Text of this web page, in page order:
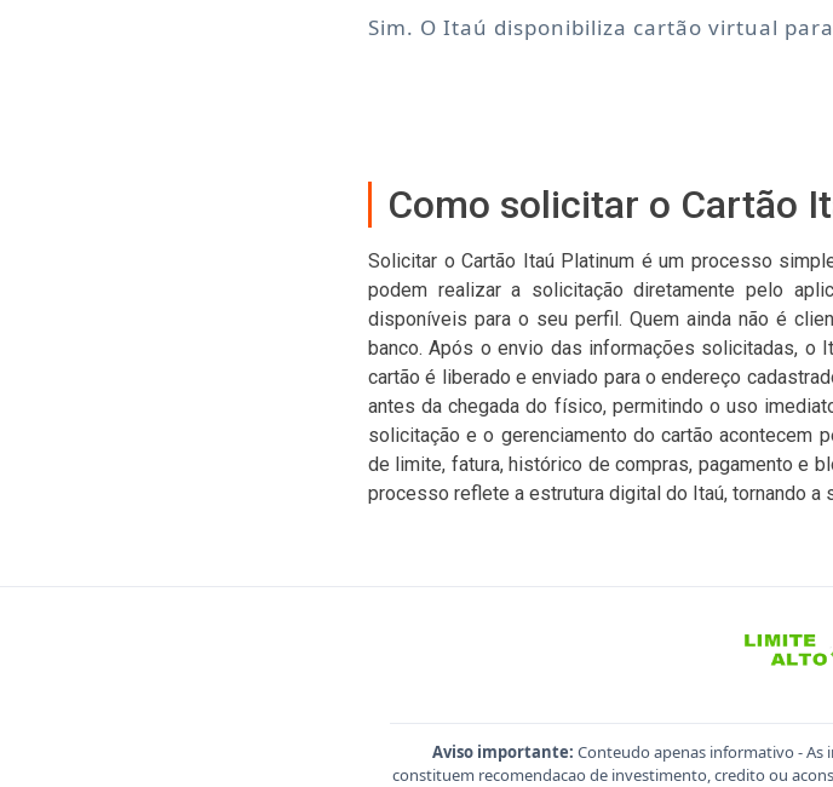
Sim. O Itaú disponibiliza cartão virtual
Como solicitar o Cartão
Solicitar o Cartão Itaú Platinum é um processo
podem realizar a solicitação diretamente pelo
disponíveis para o seu perfil. Quem ainda não é
banco. Após o envio das informações solicitadas, o
cartão é liberado e enviado para o endereço
antes da chegada do físico, permitindo o uso
solicitação e o gerenciamento do cartão acontecem
de limite, fatura, histórico de compras, pagamento e
processo reflete a estrutura digital do Itaú, tornando a
Aviso importante: Conteudo apenas informativo - As
constituem recomendacao de investimento, credito ou